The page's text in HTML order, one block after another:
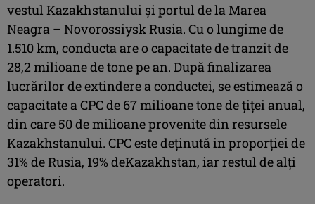
vestul Kazakhstanului şi portul de la Marea
Neagra – Novorossiysk Rusia. Cu o lungime de
1.510 km, conducta are o capacitate de tranzit de
28,2 milioane de tone pe an. După finalizarea
lucrărilor de extindere a conductei, se estimează o
capacitate a CPC de 67 milioane tone de ţiţei anual,
din care 50 de milioane provenite din resursele
Kazakhstanului. CPC este deţinută in proporţiei de
31% de Rusia, 19% deKazakhstan, iar restul de alţi
operatori.